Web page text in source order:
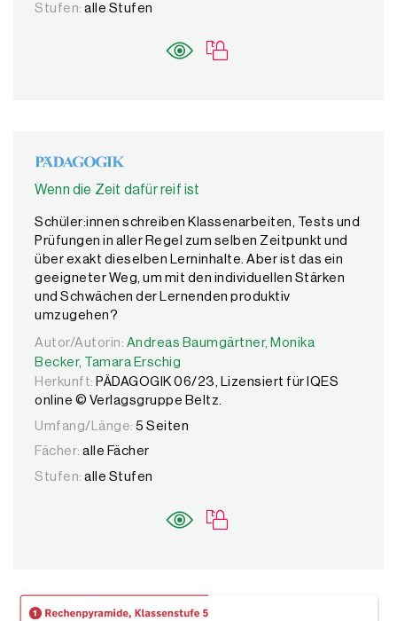
Stufen: alle Stufen
Wenn die Zeit dafür reif ist
Schüler:innen schreiben Klassenarbeiten, Tests und
Prüfungen in aller Regel zum selben Zeitpunkt und
über exakt dieselben Lerninhalte. Aber ist das ein
geeigneter Weg, um mit den individuellen Stärken
und Schwächen der Lernenden produktiv
umzugehen?
Autor/Autorin: Andreas Baumgärtner, Monika Becker,
Autor/Autorin: Andreas Baumgärtner, Monika
Becker,
Tamara Erschig
Herkunft: PÄDAGOGIK 06/23, Lizensiert für IQES
online © Verlagsgruppe Beltz.
Umfang/Länge: 5 Seiten
Fächer: alle Fächer
Stufen: alle Stufen